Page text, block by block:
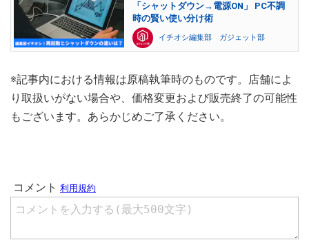
「シャットダウン→電源ON」 PC不調
時の賢い使い分け術
イチオシ編集部 ガジェット部
※記事内における情報は原稿執筆時のものです。店舗によ
り取扱いがない場合や、価格変更および販売終了の可能性
もございます。あらかじめご了承ください。